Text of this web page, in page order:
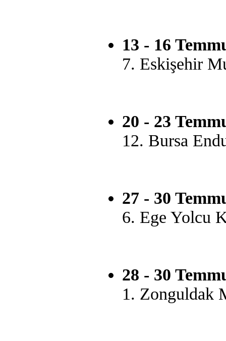
13 - 16
7. Eskişehir
20 - 23
12. Bursa
27 - 30
6. Ege Yolcu
28 - 30
1. Zonguldak